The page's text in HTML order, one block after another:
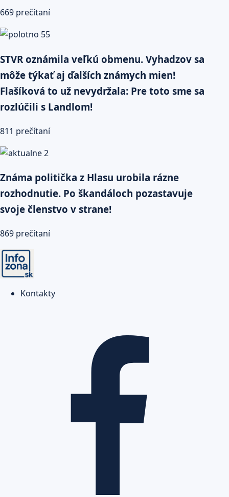
669 prečítaní
STVR oznámila veľkú obmenu. Vyhadzov sa
môže týkať aj ďalších známych mien!
Flašíková to už nevydržala: Pre toto sme sa
rozlúčili s Landlom!
811 prečítaní
Známa politička z Hlasu urobila rázne
rozhodnutie. Po škandáloch pozastavuje
svoje členstvo v strane!
869 prečítaní
Kontakty